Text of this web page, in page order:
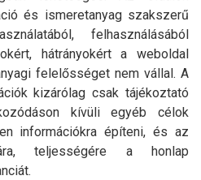
és ismeretanyag szakszerű
felhasználásából
hátrányokért a weboldal
felelősséget nem vállal. A
kizárólag csak tájékoztató
kívüli egyéb célok
információkra építeni, és az
teljességére a honlap